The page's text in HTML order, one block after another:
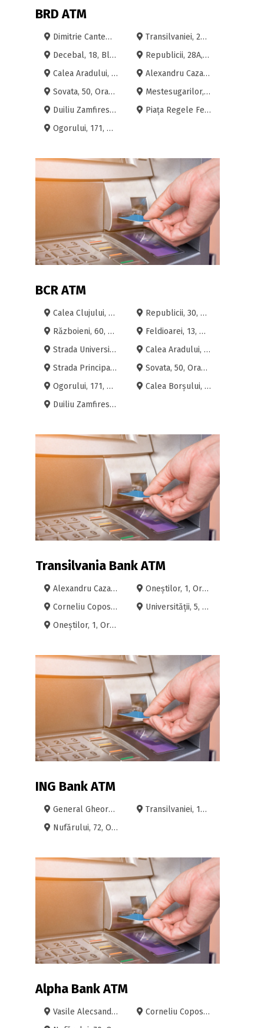
BRD ATM
Dimitrie Cantemir, 2, Bloc A1, Etaj P, Oradea
Transilvaniei, 20, Oradea
Decebal, 18, Bloc D103, Etaj P, Oradea
Republicii, 28A, Etaj P, Oradea
Calea Aradului, 62, Oradea
Alexandru Cazaban, 42, Oradea
Sovata, 50, Oradea
Mestesugarilor, 73, Bloc AN124, Etaj P, Oradea
Duiliu Zamfirescu, 3, Oradea
Piața Regele Ferdinand I, 4, Oradea
Ogorului, 171, Oradea
BCR ATM
Calea Clujului, 174, Oradea
Republicii, 30, Oradea
Războieni, 60, Oradea
Feldioarei, 13, Oradea
Strada Universității, 1, Oradea
Calea Aradului, 62, Carrefour, Oradea
Strada Principală, 392, Sîntandrei, Oradea
Sovata, 50, Oradea
Ogorului, 171, Oradea
Calea Borșului, 6, Oradea
Duiliu Zamfirescu, 3, Oradea
Transilvania Bank ATM
Alexandru Cazaban, 56, Oradea
Oneștilor, 1, Oradea
Corneliu Coposu, 16, Oradea
Universității, 5, Oradea
Oneștilor, 1, Oradea
ING Bank ATM
General Gheorghe Magheru, 10, Parter, Oradea
Transilvaniei, 10, Bloc K1, Oradea
Nufărului, 72, Oradea
Alpha Bank ATM
Vasile Alecsandri, 2, Oradea
Corneliu Coposu, 2, Oradea